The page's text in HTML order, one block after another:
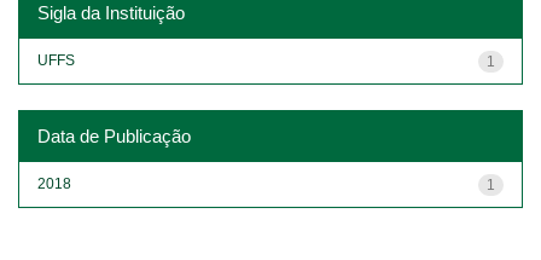
Sigla da Instituição
1
UFFS
Data de Publicação
1
2018